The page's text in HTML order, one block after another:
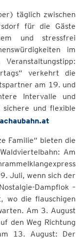
täglich zwischen
für die Gäste
und stressfrei
im
verkehrt die
am 19. und
Intervalle und
sichere und flexible
Familie“ bieten die
Am
Juli, wenn sich der
Dampflok –
wo die flauschigen
Am 3. August
den Weg Richtung
13. August: Der